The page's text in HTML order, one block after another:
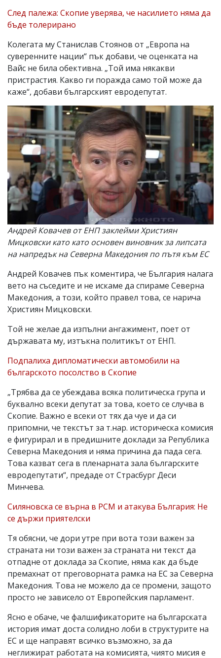
След палежа: Скопие уверява, че насилието няма да
бъде толерирано
Колегата му Станислав Стоянов от „Европа на
суверенните нации“ пък добави, че оценката на
Вайс не била обективна. „Той има някакви
пристрастия. Какво ги поражда само той може да
каже“, добави българският евродепутат.
Андрей Ковачев от ЕНП заклейми Християн
Мицковски като като основен виновник за липсата
на напредък на Северна Македония по пътя към ЕС
Андрей Ковачев пък коментира, че България налага
вето на съседите и не искаме да спираме Северна
Македония, а този, който правел това, се нарича
Християн Мицковски.
Той не желае да изпълни ангажимент, поет от
държавата му, изтъкна политикът от ЕНП.
Подпалиха дипломатически автомобили на
българското посолство в Скопие
„Трябва да се убеждава всяка политическа група и
буквално всеки депутат за това, което се случва в
Скопие. Важно е всеки от тях да чуе и да си
припомни, че текстът за т.нар. историческа комисия
е фигурирал и в предишните доклади за Република
Северна Македония и няма причина да пада сега.
Това казват сега в пленарната зала българските
евродепутати“, предаде от Страсбург Деси
Минчева.
Силяновска се върна в РСМ и атакува България: Не
се държи приятелски
Тя обясни, че дори утре при вота този важен за
страната ни този важен за страната ни текст да
отпадне от доклада за Скопие, няма как да бъде
премахнат от преговорната рамка на ЕС за Северна
Македония. Това не можело да се промени, защото
просто не зависело от Европейския парламент.
Ясно е обаче, че фалшификаторите на българската
история имат доста солидно лоби в структурите на
ЕС и ще направят всичко възможно, за да
неглижират работата на комисията, чиято мисия е